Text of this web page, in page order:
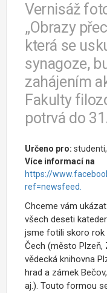
Vernisáž
„Obrazy
která se
synagoze,
zahájením
Fakulty
potrvá do
Určeno pro:
Více informací na
https://
ref=newsfeed.
Chceme vám
všech deseti
jsme fotili skoro rok
Čech (město Plzeň,
vědecká knihovna
hrad a zámek
aj.). Touto formou